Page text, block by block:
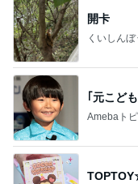
開卡
くいしん
｢元こど
Amebaト